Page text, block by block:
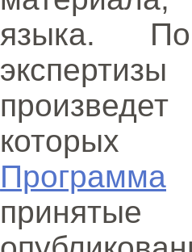
языка.
которых
Программа
принятые